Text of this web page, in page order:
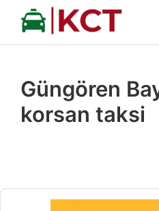
İçeriğe
Güngören
korsan taksi